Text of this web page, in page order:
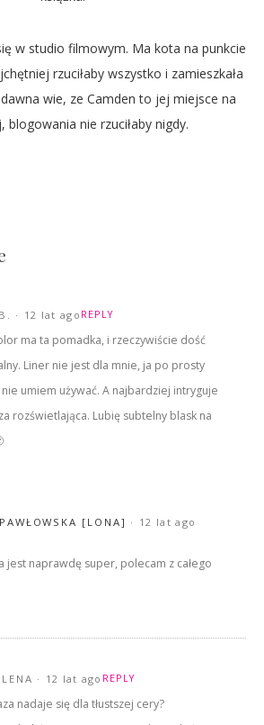
w studio filmowym. Ma kota na punkcie
rzuciłaby wszystko i zamieszkała
wie, ze Camden to jej miejsce na
blogowania nie rzuciłaby nigdy.
12 lat ago REPLY
ma ta pomadka, i rzeczywiście dość
Liner nie jest dla mnie, ja po prosty
umiem używać. A najbardziej intryguje
rozświetlająca. Lubię subtelny blask na
[LONA] 12 lat ago
jest naprawdę super, polecam z całego
12 lat ago REPLY
nadaje się dla tłustszej cery?